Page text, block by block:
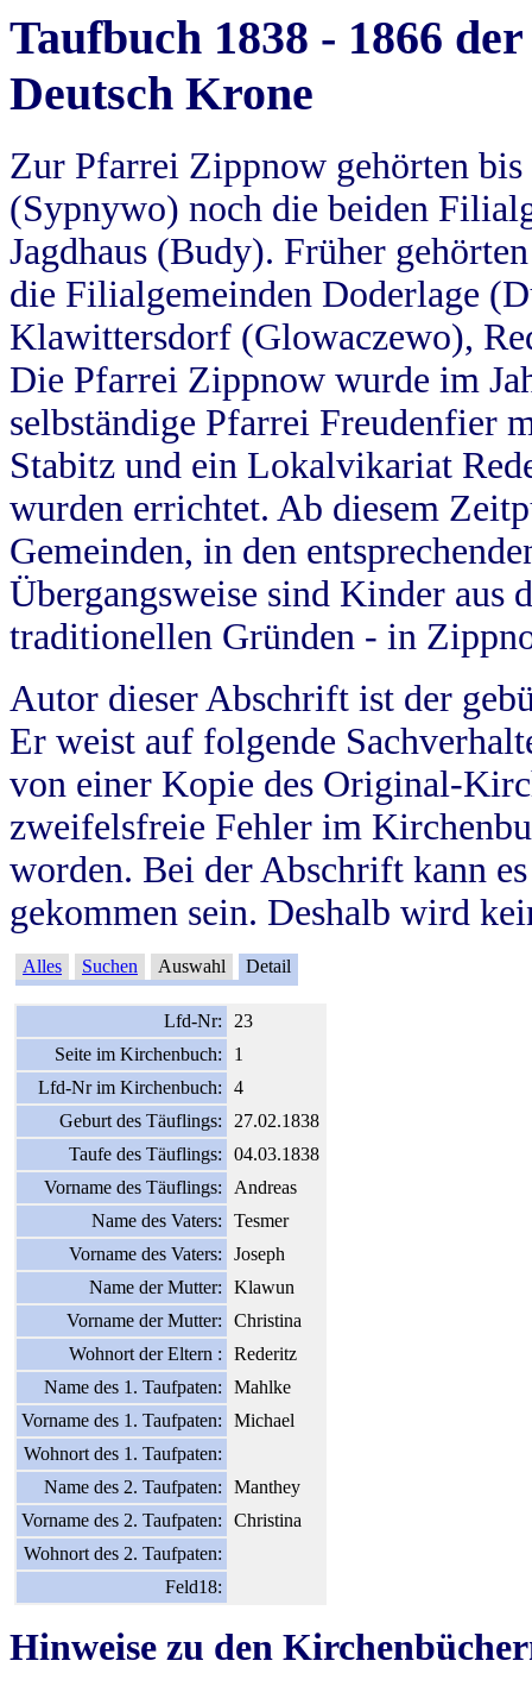
Taufbuch 1838 - 1866
Deutsch Krone
Zur Pfarrei Zippnow gehörten
(Sypnywo) noch die beiden
Jagdhaus (Budy). Früher
die Filialgemeinden Doderlage
Klawittersdorf (Glowaczewo),
Die Pfarrei Zippnow wurde im
selbständige Pfarrei Freudenfier
Stabitz und ein Lokalvikariat
wurden errichtet. Ab diesem
Gemeinden, in den
Übergangsweise sind Kinder aus
traditionellen Gründen - in
Autor dieser Abschrift ist der
Er weist auf folgende
von einer Kopie des Original-
zweifelsfreie Fehler im
worden. Bei der Abschrift kann
gekommen sein. Deshalb wird
Alles Suchen Auswahl Detail
Lfd-Nr:
23
Seite im Kirchenbuch:
1
Lfd-Nr im Kirchenbuch:
4
Geburt des Täuflings:
27.02.1838
Taufe des Täuflings:
04.03.1838
Vorname des Täuflings:
Andreas
Name des Vaters:
Tesmer
Vorname des Vaters:
Joseph
Name der Mutter:
Klawun
Vorname der Mutter:
Christina
Wohnort der Eltern :
Rederitz
Name des 1. Taufpaten:
Mahlke
Vorname des 1. Taufpaten:
Michael
Wohnort des 1. Taufpaten:
Name des 2. Taufpaten:
Manthey
Vorname des 2. Taufpaten:
Christina
Wohnort des 2. Taufpaten:
Feld18:
Hinweise zu den